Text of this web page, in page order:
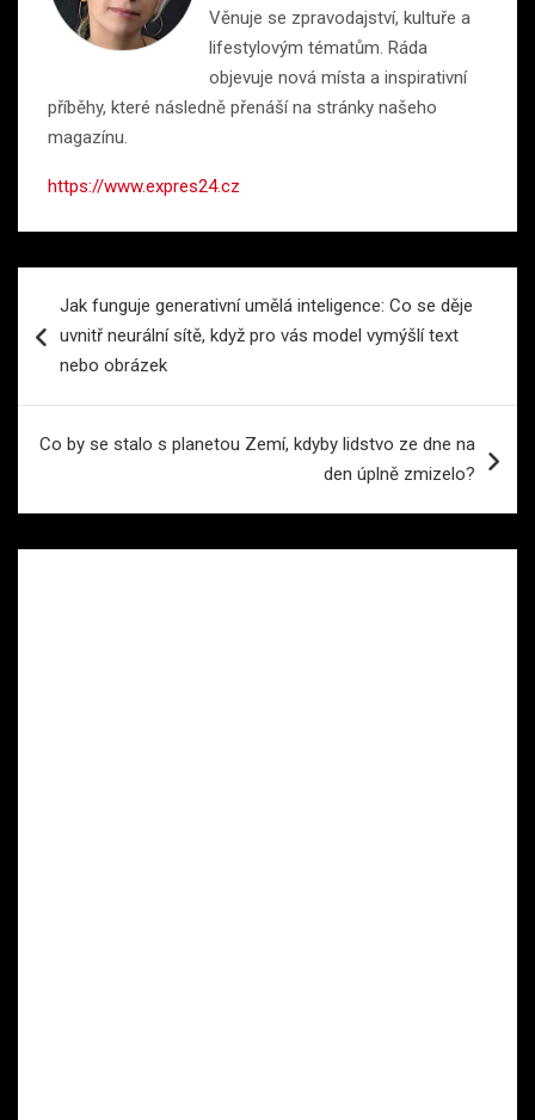
Věnuje se zpravodajství, kultuře a
lifestylovým tématům. Ráda
objevuje nová místa a inspirativní
příběhy, které následně přenáší na stránky našeho
magazínu.
https://www.expres24.cz
pro
příspěvek
Jak funguje generativní umělá inteligence: Co se děje
uvnitř neurální sítě, když pro vás model vymýšlí text
nebo obrázek
Co by se stalo s planetou Zemí, kdyby lidstvo ze dne na
den úplně zmizelo?